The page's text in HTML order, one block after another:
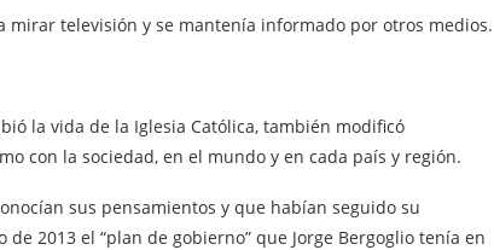
mirar televisión y se mantenía informado por otros medios.
la vida de la Iglesia Católica, también modificó
con la sociedad, en el mundo y en cada país y región.
sus pensamientos y que habían seguido su
2013 el “plan de gobierno” que Jorge Bergoglio tenía en